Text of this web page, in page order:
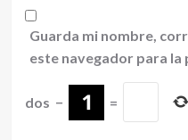
Guarda mi nombre,
este navegador para la
dos − =